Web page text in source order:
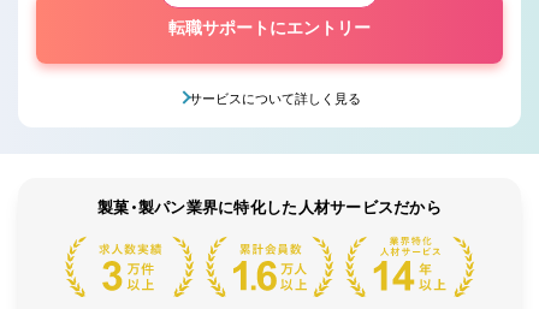
転職サポートにエントリー
サービスについて詳しく見る
製菓・製パン業界に特化した人材サービスだから